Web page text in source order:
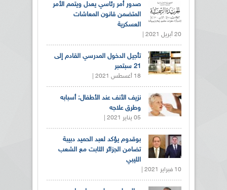
صدور أمر رئاسي يعدل ويتمم الأمر
المتضمن قانون المعاشات
العسكرية
20 أبريل 2021 |
تأجيل الدخول المدرسي القادم إلى
21 سبتمبر
18 أغسطس 2021 |
نزيف الأنف عند الأطفال: أسبابه
وطرق علاجه
05 يناير 2021 |
بوقدوم يؤكد لعبد الحميد دبيبة
تضامن الجزائر الثابت مع الشعب
الليبي
10 فبراير 2021 |